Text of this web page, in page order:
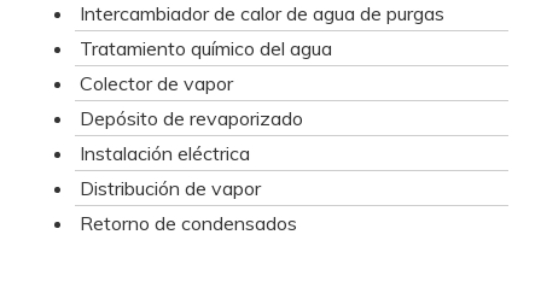
Intercambiador de calor de agua de purgas
Tratamiento químico del agua
Colector de vapor
Depósito de revaporizado
Instalación eléctrica
Distribución de vapor
Retorno de condensados